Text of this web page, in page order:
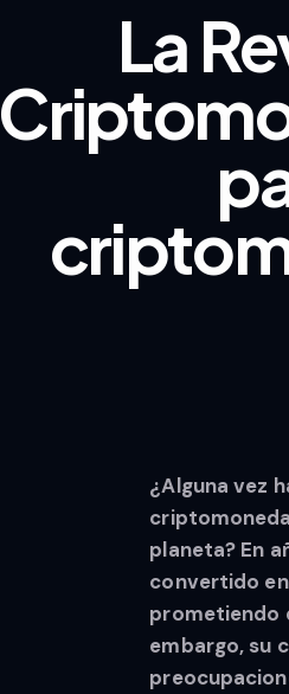
La
¿Alguna vez
planeta? En
convertido
prometiendo
embargo, su